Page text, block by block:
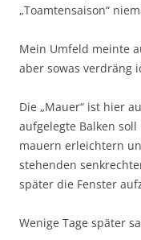
„Toamtensaison“
Mein Umfeld meinte
aber sowas verdräng
Die „Mauer“ ist hier
aufgelegte Balken
mauern erleichtern
stehenden
später die Fenster
Wenige Tage später